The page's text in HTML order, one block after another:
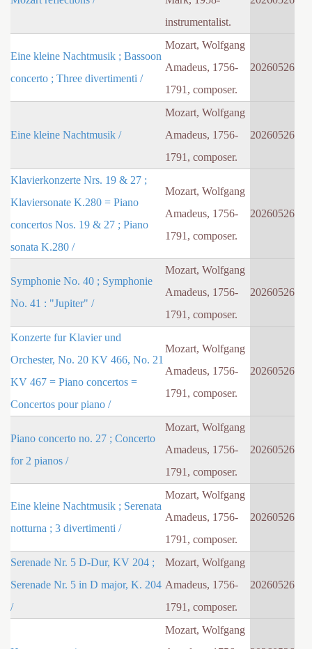
instrumentalist.
Eine kleine Nachtmusik ; Bassoon
concerto ; Three divertimenti /
Mozart, Wolfgang
Amadeus, 1756-
1791, composer.
20260526
Eine kleine Nachtmusik /
Mozart, Wolfgang
Amadeus, 1756-
1791, composer.
20260526
Klavierkonzerte Nrs. 19 & 27 ;
Klaviersonate K.280 = Piano
concertos Nos. 19 & 27 ; Piano
sonata K.280 /
Mozart, Wolfgang
Amadeus, 1756-
1791, composer.
20260526
Symphonie No. 40 ; Symphonie
No. 41 : "Jupiter" /
Mozart, Wolfgang
Amadeus, 1756-
1791, composer.
20260526
Konzerte fur Klavier und
Orchester, No. 20 KV 466, No. 21
KV 467 = Piano concertos =
Concertos pour piano /
Mozart, Wolfgang
Amadeus, 1756-
1791, composer.
20260526
Piano concerto no. 27 ; Concerto
for 2 pianos /
Mozart, Wolfgang
Amadeus, 1756-
1791, composer.
20260526
Eine kleine Nachtmusik ; Serenata
notturna ; 3 divertimenti /
Mozart, Wolfgang
Amadeus, 1756-
1791, composer.
20260526
Serenade Nr. 5 D-Dur, KV 204 ;
Serenade Nr. 5 in D major, K. 204
/
Mozart, Wolfgang
Amadeus, 1756-
1791, composer.
20260526
Mozart, Wolfgang